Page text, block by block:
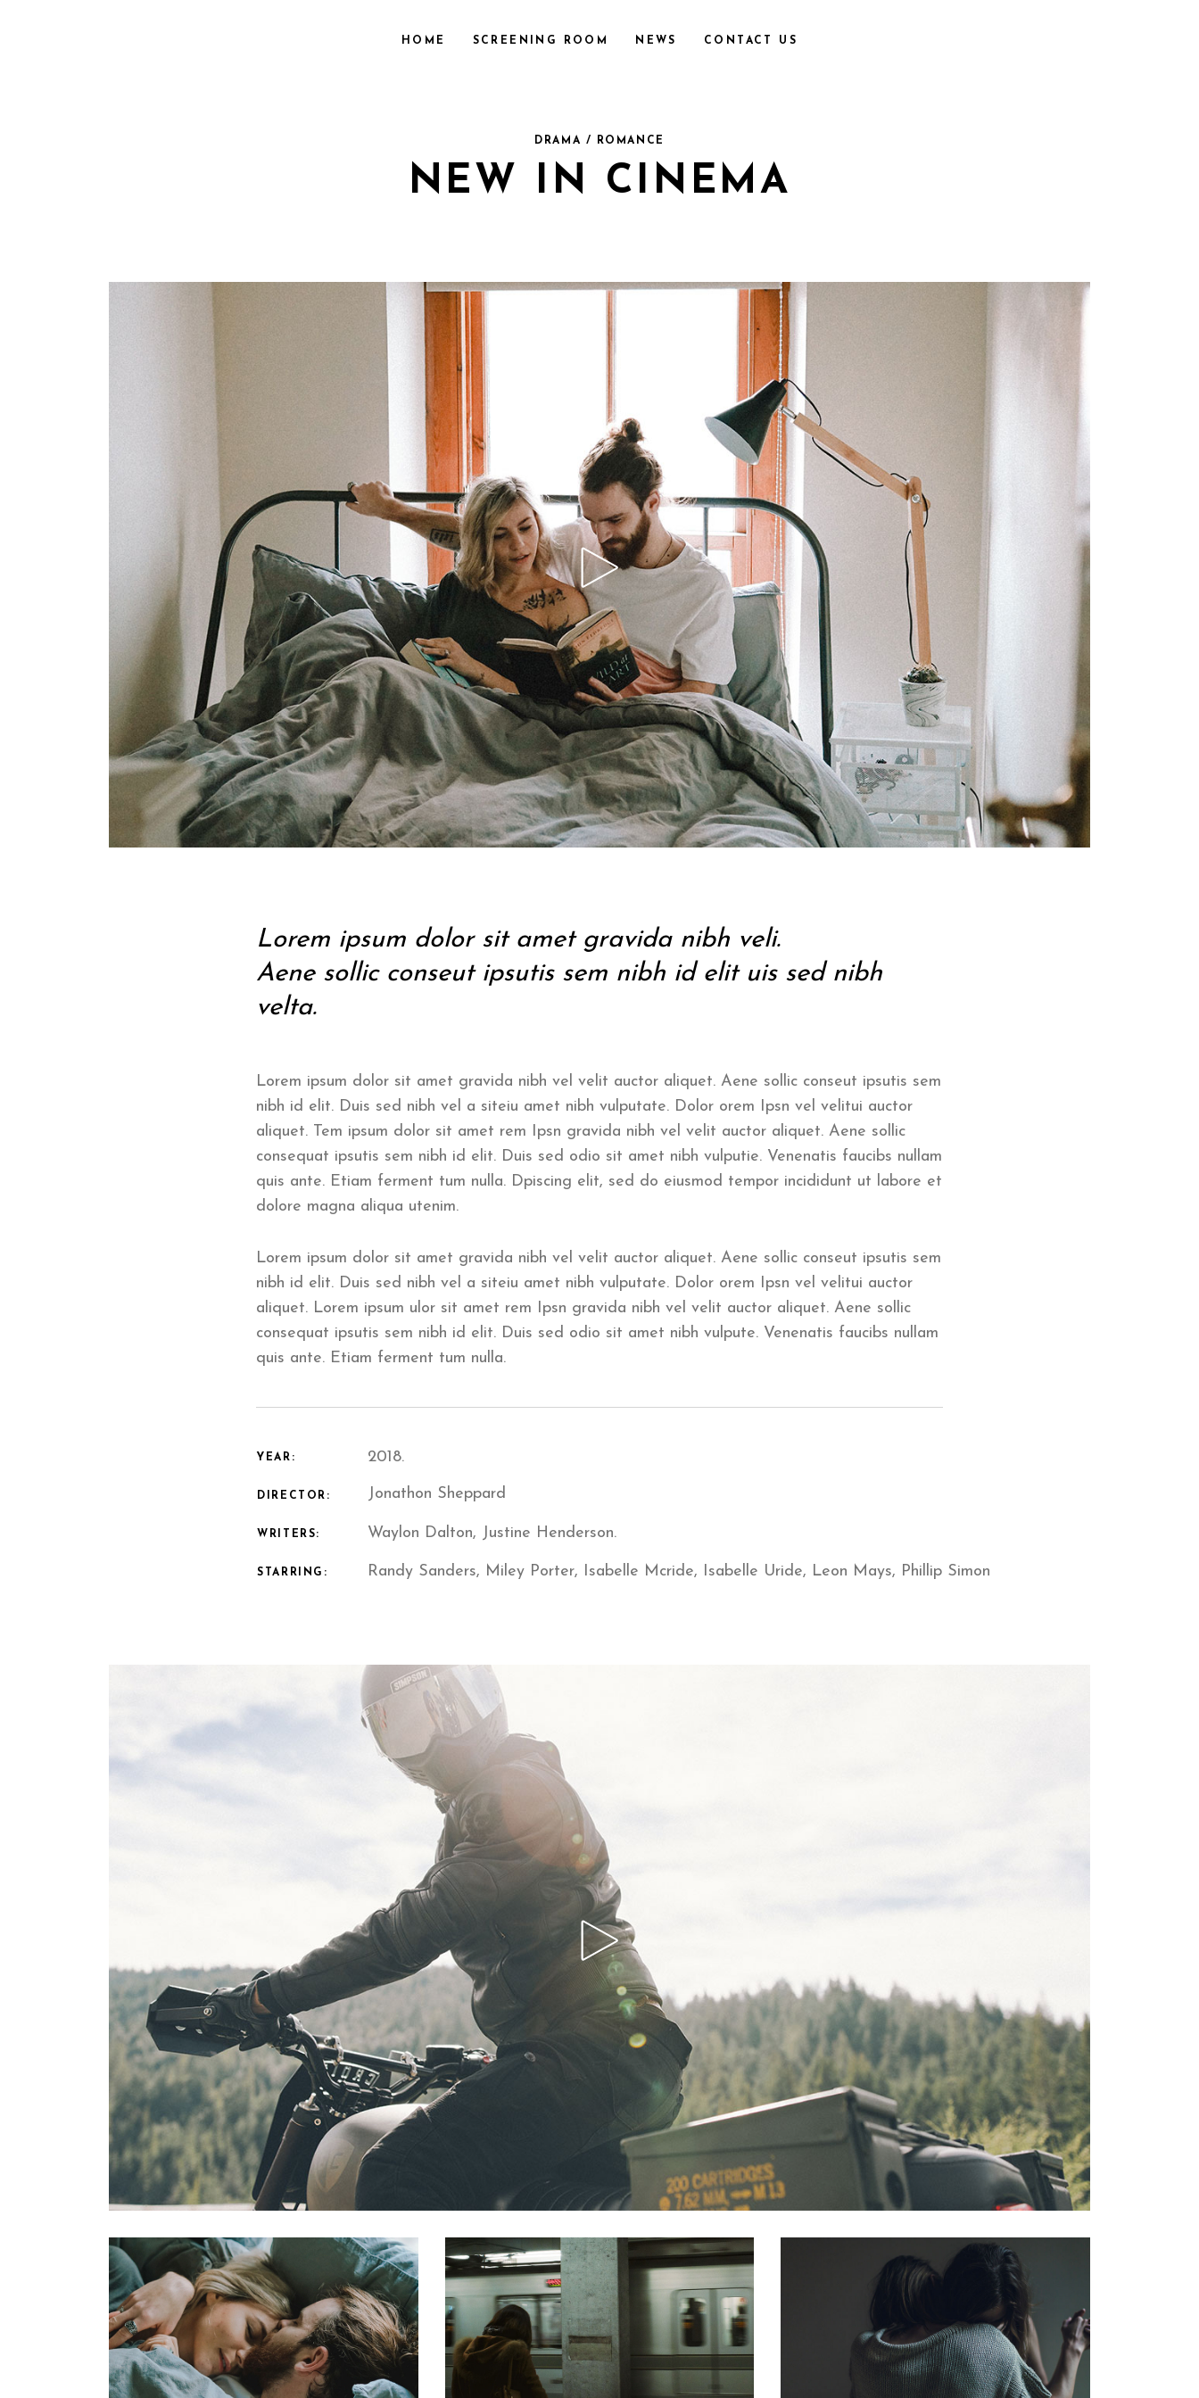
HOME SCREENING ROOM NEWS CONTACT US
DRAMA / ROMANCE
NEW IN CINEMA
Lorem ipsum dolor sit amet gravida nibh veli.
Aene sollic conseut ipsutis sem nibh id elit uis sed nibh
velta.
Lorem ipsum dolor sit amet gravida nibh vel velit auctor aliquet. Aene sollic conseut ipsutis sem
nibh id elit. Duis sed nibh vel a siteiu amet nibh vulputate. Dolor orem Ipsn vel velitui auctor
aliquet. Tem ipsum dolor sit amet rem Ipsn gravida nibh vel velit auctor aliquet. Aene sollic
consequat ipsutis sem nibh id elit. Duis sed odio sit amet nibh vulputie. Venenatis faucibs nullam
quis ante. Etiam ferment tum nulla. Dpiscing elit, sed do eiusmod tempor incididunt ut labore et
dolore magna aliqua utenim.
Lorem ipsum dolor sit amet gravida nibh vel velit auctor aliquet. Aene sollic conseut ipsutis sem
nibh id elit. Duis sed nibh vel a siteiu amet nibh vulputate. Dolor orem Ipsn vel velitui auctor
aliquet. Lorem ipsum ulor sit amet rem Ipsn gravida nibh vel velit auctor aliquet. Aene sollic
consequat ipsutis sem nibh id elit. Duis sed odio sit amet nibh vulpute. Venenatis faucibs nullam
quis ante. Etiam ferment tum nulla.
YEAR:
DIRECTOR:
WRITERS:
STARRING:
2018.
Jonathon Sheppard
Waylon Dalton, Justine Henderson.
Randy Sanders, Miley Porter, Isabelle Mcride, Isabelle Uride, Leon Mays, Phillip Simon